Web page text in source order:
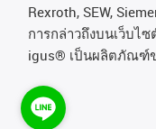
Rexroth, SEW,
การกล่าวถึงบนเว็บไ
igus® เป็นผลิตภัณฑ์ข